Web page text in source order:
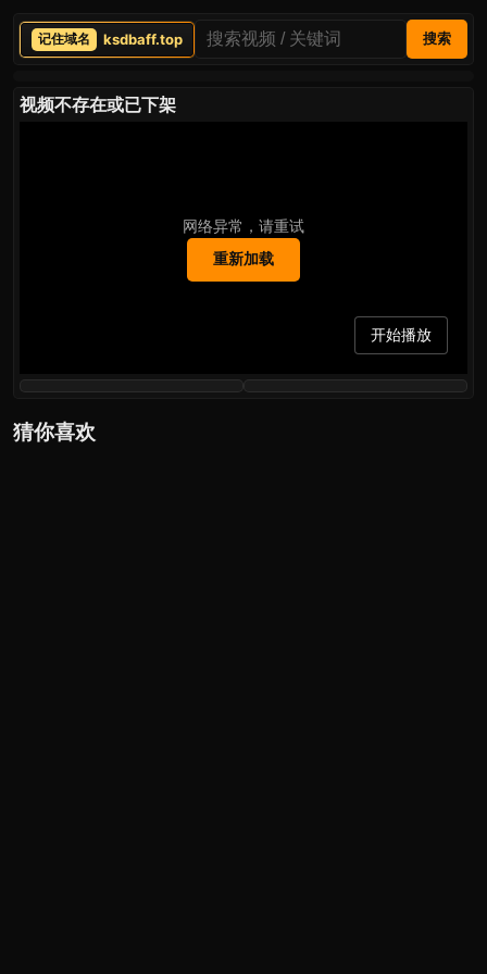
ksdbaff.top 搜索
视频不存在或已下架
网络异常，请重试
重新加载
开始播放
猜你喜欢